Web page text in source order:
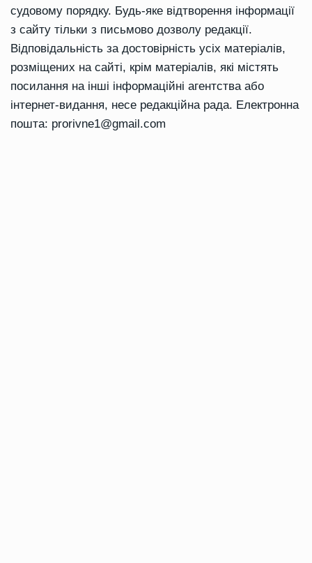
судовому порядку. Будь-яке відтворення інформації
з сайту тільки з письмово дозволу редакції.
Відповідальність за достовірність усіх матеріалів,
розміщених на сайті, крім матеріалів, які містять
посилання на інші інформаційні агентства або
інтернет-видання, несе редакційна рада. Електронна
пошта: prorivne1@gmail.com